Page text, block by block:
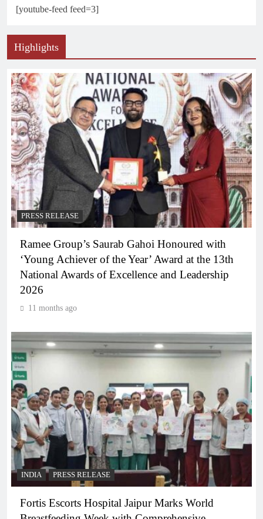
[youtube-feed feed=3]
Highlights
PRESS RELEASE
Ramee Group’s Saurab Gahoi Honoured with
‘Young Achiever of the Year’ Award at the 13th
National Awards of Excellence and Leadership
2026
11 months ago
INDIA PRESS RELEASE
Fortis Escorts Hospital Jaipur Marks World